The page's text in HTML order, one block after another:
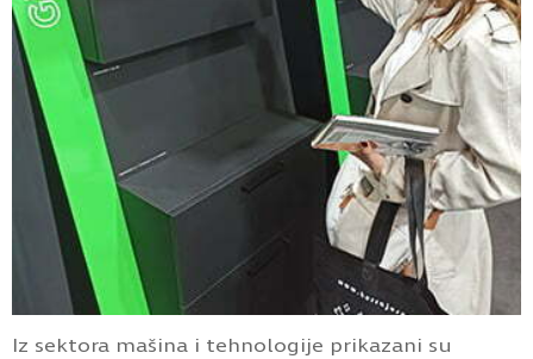
Iz sektora mašina i tehnologije prikazani su